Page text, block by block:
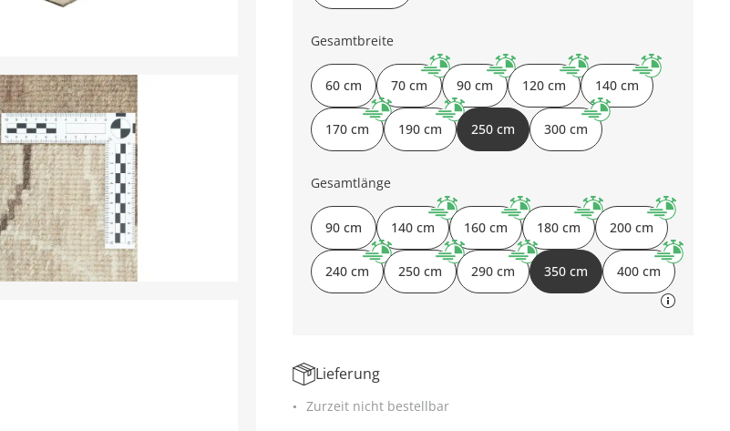
Gesamtbreite
60 cm 70 cm 90 cm 120 cm 140 cm
170 cm 190 cm 250 cm 300 cm
Gesamtlänge
90 cm 140 cm 160 cm 180 cm 200 cm
240 cm 250 cm 290 cm 350 cm 400 cm
Lieferung
Zurzeit nicht bestellbar